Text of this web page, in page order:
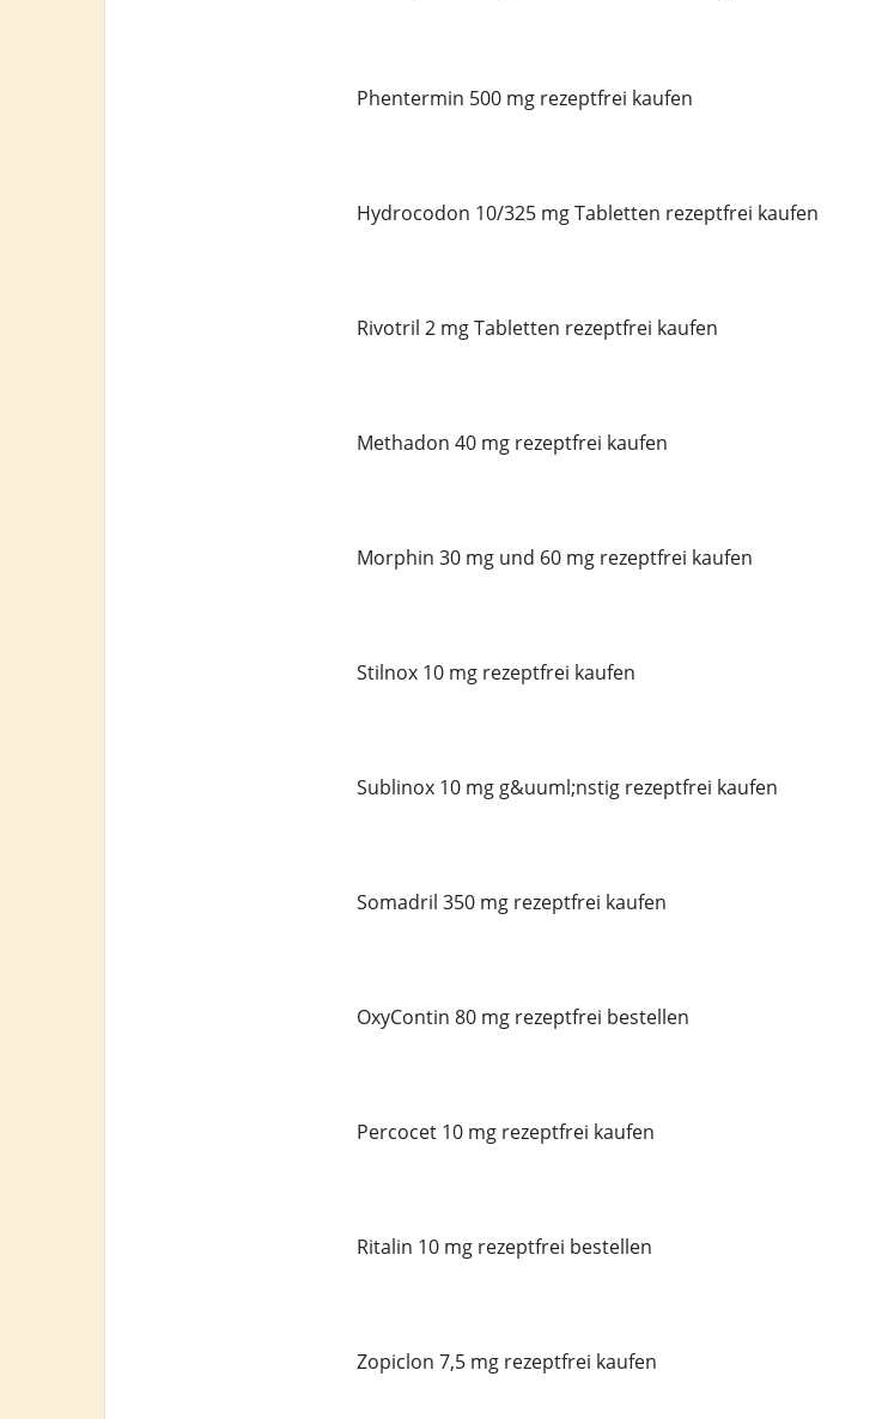
Phentermin 500 mg rezeptfrei kaufen
Hydrocodon 10/325 mg Tabletten rezeptfrei kaufen
Rivotril 2 mg Tabletten rezeptfrei kaufen
Methadon 40 mg rezeptfrei kaufen
Morphin 30 mg und 60 mg rezeptfrei kaufen
Stilnox 10 mg rezeptfrei kaufen
Sublinox 10 mg g&uuml;nstig rezeptfrei kaufen
Somadril 350 mg rezeptfrei kaufen
OxyContin 80 mg rezeptfrei bestellen
Percocet 10 mg rezeptfrei kaufen
Ritalin 10 mg rezeptfrei bestellen
Zopiclon 7,5 mg rezeptfrei kaufen